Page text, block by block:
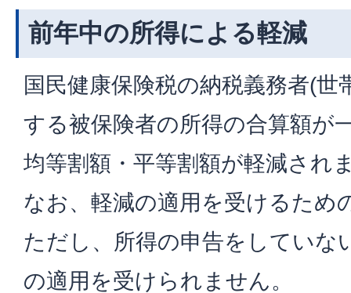
前年中の所得による軽減
国民健康保険税の納税義務者(世
する被保険者の所得の合算額が
均等割額・平等割額が軽減され
なお、軽減の適用を受けるため
ただし、所得の申告をしていな
の適用を受けられません。